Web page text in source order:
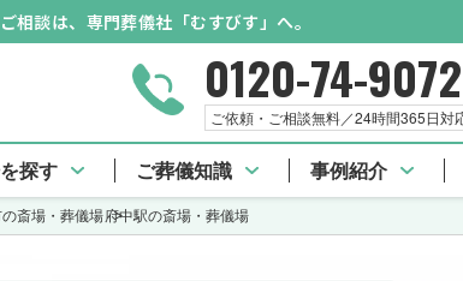
談は、専門葬儀社「むすびす」へ。
0120-74-9072
ご依頼・ご相談無料／24時間365日対
探す ご葬儀知識 事例紹介
斎場・葬儀場府中駅の斎場・葬儀場